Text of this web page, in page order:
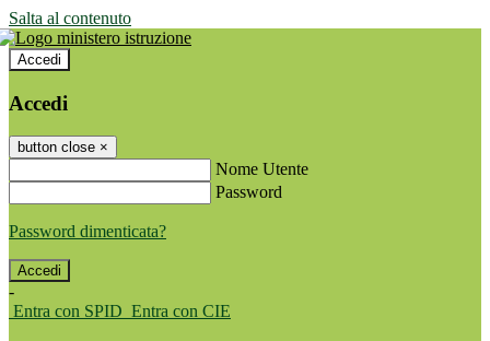
Salta al contenuto
Accedi
Accedi
button close ×
Nome Utente
Password
Password dimenticata?
-
Entra con SPID Entra con CIE